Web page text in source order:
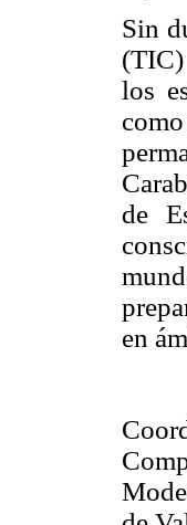
Sin
los
de
en